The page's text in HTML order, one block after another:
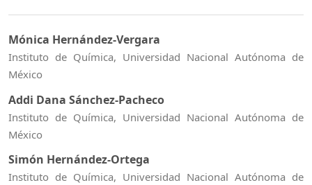
Mónica Hernández-Vergara
Instituto de Química, Universidad Nacional Autónoma de
México
Addi Dana Sánchez-Pacheco
Instituto de Química, Universidad Nacional Autónoma de
México
Simón Hernández-Ortega
Instituto de Química, Universidad Nacional Autónoma de